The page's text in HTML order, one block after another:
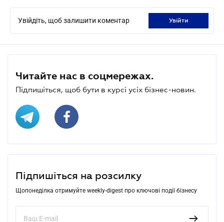
Увійдіть, щоб залишити коментар увійти
Читайте нас в соцмережах.
Підпишіться, щоб бути в курсі усіх бізнес-новин.
Підпишіться на розсилку
Щопонеділка отримуйте weekly-digest про ключові події бізнесу